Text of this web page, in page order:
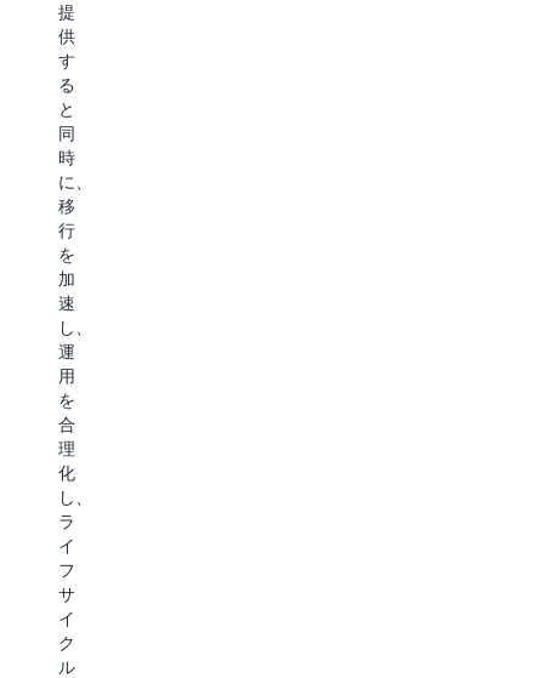
提
供
す
る
と
同
時
に、
移
行
を
加
速
し、
運
用
を
合
理
化
し、
ラ
イ
フ
サ
イ
ク
ル